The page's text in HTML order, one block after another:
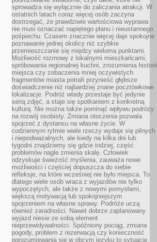
sprowadza się wyłącznie do zaliczania atrakcji. W
ostatnich latach coraz więcej osób zaczyna
dostrzegać, że prawdziwie wartościowa wyprawa
nie musi oznaczać napiętego planu i nieustannego
pośpiechu. Czasem znacznie więcej daje spokojne
poznawanie jednej okolicy niż szybkie
przemieszczanie się między wieloma punktami.
Możliwość rozmowy z lokalnymi mieszkańcami,
spróbowania regionalnej kuchni, zrozumienia historii
miejsca czy zobaczenia mniej oczywistych
fragmentów miasta potrafi przynieść głębsze
doświadczenie niż najbardziej znane pocztówkowe
lokalizacje. Podróż wtedy przestaje być jedynie
serią zdjęć, a staje się spotkaniem z konkretną
kulturą. Nie można także pominąć wpływu podróży
na rozwój osobisty. Zmiana otoczenia pozwala
spojrzeć z dystansu na własne życie. W
codziennym rytmie wiele rzeczy wydaje się pilnych
i niepodważalnych, ale kiedy na kilka dni lub
tygodni znajdziemy się gdzie indziej, część
problemów nagle zmienia skalę. Człowiek
odzyskuje świeżość myślenia, zauważa nowe
możliwości i częściej dopuszcza do siebie
refleksje, na które wcześniej nie było miejsca. To
dlatego wiele osób wraca z wyjazdów nie tylko
wypoczętych, ale także z nowymi pomysłami,
większą motywacją lub spokojniejszym
spojrzeniem na własne sprawy. Podróże uczą
również zaradności. Nawet dobrze zaplanowany
wyjazd niesie ze sobą element
nieprzewidywalności. Spóźniony pociąg, zmiana
pogody, problem z rezerwacją czy konieczność
porozumiewania się w obcym języku to sytuacje,